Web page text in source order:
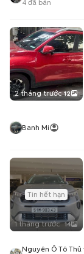
4 đã bán
2 tháng trước 12
Banh Mi
Tin hết hạn
1 tháng trước 14
Nguyên Ô Tô Thủ